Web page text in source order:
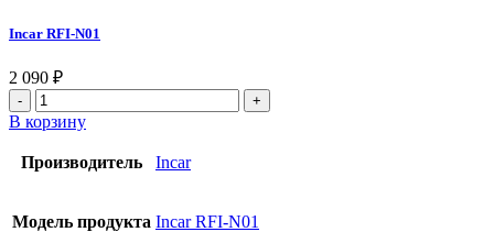
Incar RFI-N01
2 090 ₽
В корзину
Производитель Incar
Модель продукта Incar RFI-N01